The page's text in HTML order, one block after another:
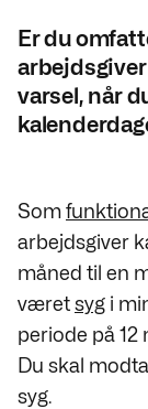
Er du
varsel, når
Som
arbejdsgiver
måned til en
væretsyg i
periode på 12
Du skal
syg.